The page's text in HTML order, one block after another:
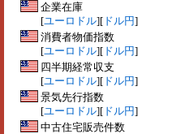
企業在庫
[ユーロドル][ ドル円]
消費者物価指数
[ユーロドル][ ドル円]
四半期経常収支
[ユーロドル][ ドル円]
景気先行指数
[ユーロドル][ ドル円]
中古住宅販売件数